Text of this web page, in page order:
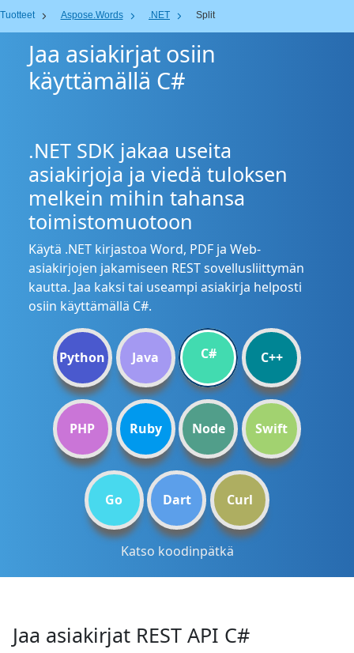
Tuotteet Aspose.Words .NET Split
Jaa asiakirjat osiin
käyttämällä C#
.NET SDK jakaa useita
asiakirjoja ja viedä tuloksen
melkein mihin tahansa
toimistomuotoon
Käytä .NET kirjastoa Word, PDF ja Web-
asiakirjojen jakamiseen REST sovellusliittymän
kautta. Jaa kaksi tai useampi asiakirja helposti
osiin käyttämällä C#.
Python Java C# C++
PHP Ruby Node Swift
Go Dart Curl
Katso koodinpätkä
Jaa asiakirjat REST API C#